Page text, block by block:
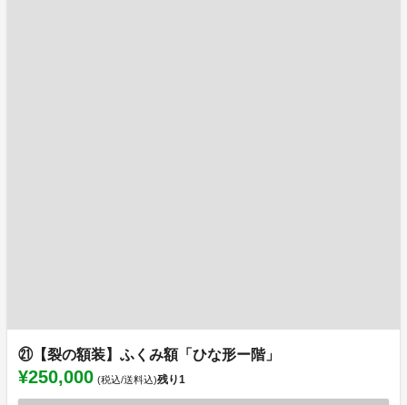
㉑【裂の額装】ふくみ額「ひな形ー階」
¥250,000 (税込/送料込)残り1